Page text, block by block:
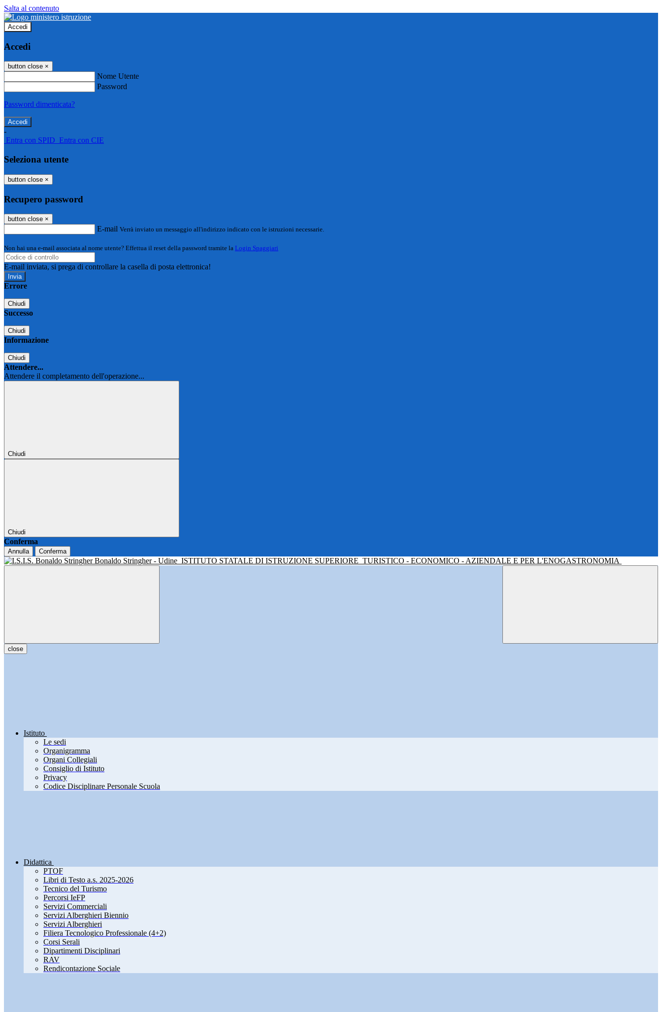
Salta al contenuto
Accedi
Accedi
button close ×
Nome Utente
Password
Password dimenticata?
-
Entra con SPID Entra con CIE
Seleziona utente
button close ×
Recupero password
button close ×
E-mail Verrà inviato un messaggio all'indirizzo indicato con le istruzioni necessarie.
Non hai una e-mail associata al nome utente? Effettua il reset della password tramite la Login Spaggiari
E-mail inviata, si prega di controllare la casella di posta elettronica!
Errore
Chiudi
Successo
Chiudi
Informazione
Chiudi
Attendere...
Attendere il completamento dell'operazione...
Chiudi
Chiudi
Conferma
Annulla Conferma
Bonaldo Stringher - Udine ISTITUTO STATALE DI ISTRUZIONE SUPERIORE TURISTICO - ECONOMICO - AZIENDALE E PER L'ENOGASTRONOMIA
close
Istituto
Le sedi
Organigramma
Organi Collegiali
Consiglio di Istituto
Privacy
Codice Disciplinare Personale Scuola
Didattica
PTOF
Libri di Testo a.s. 2025-2026
Tecnico del Turismo
Percorsi IeFP
Servizi Commerciali
Servizi Alberghieri Biennio
Servizi Alberghieri
Filiera Tecnologico Professionale (4+2)
Corsi Serali
Dipartimenti Disciplinari
RAV
Rendicontazione Sociale